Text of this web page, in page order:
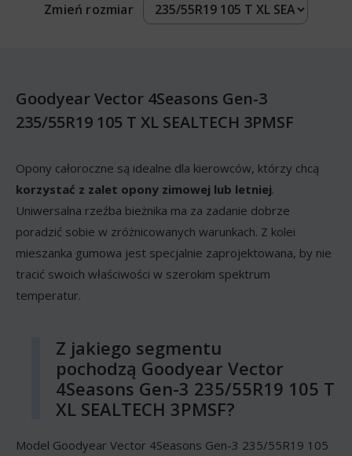
Zmień rozmiar
Goodyear Vector 4Seasons Gen-3
235/55R19 105 T XL SEALTECH 3PMSF
Opony całoroczne są idealne dla kierowców, którzy chcą
korzystać z zalet opony zimowej lub letniej.
Uniwersalna rzeźba bieżnika ma za zadanie dobrze
poradzić sobie w zróżnicowanych warunkach. Z kolei
mieszanka gumowa jest specjalnie zaprojektowana, by nie
tracić swoich właściwości w szerokim spektrum
temperatur.
Z jakiego segmentu
pochodzą Goodyear Vector
4Seasons Gen-3 235/55R19 105 T
XL SEALTECH 3PMSF?
Model Goodyear Vector 4Seasons Gen-3 235/55R19 105